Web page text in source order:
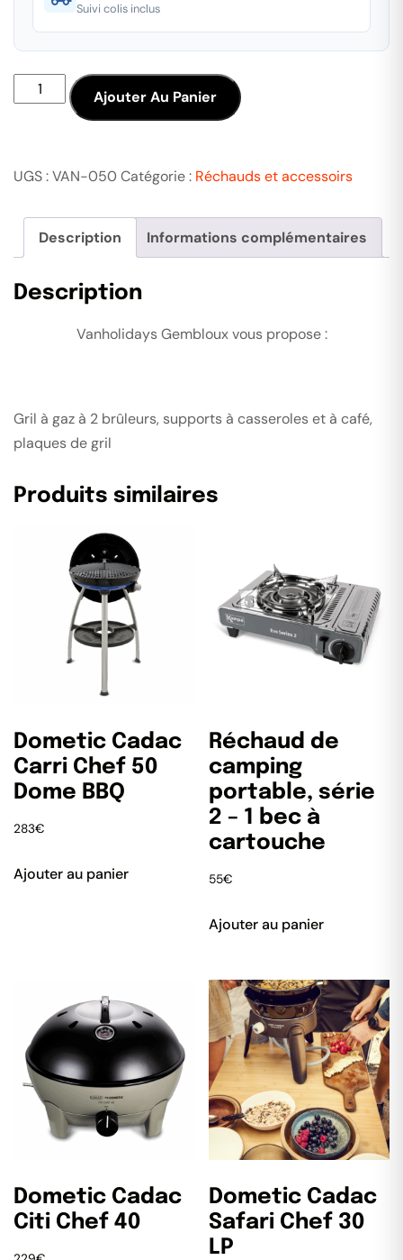
Suivi colis inclus
Ajouter Au Panier
UGS :VAN-050 Catégorie : Réchauds et accessoirs
Description Informations complémentaires
Description
Vanholidays Gembloux vous propose :
Gril à gaz à 2 brûleurs, supports à casseroles et à café,
plaques de gril
Produits similaires
Dometic Cadac
Carri Chef 50
Dome BBQ
283€
Ajouter au panier
Réchaud de
camping
portable, série
2 – 1 bec à
cartouche
55€
Ajouter au panier
Dometic Cadac
Citi Chef 40
Dometic Cadac
Safari Chef 30
LP